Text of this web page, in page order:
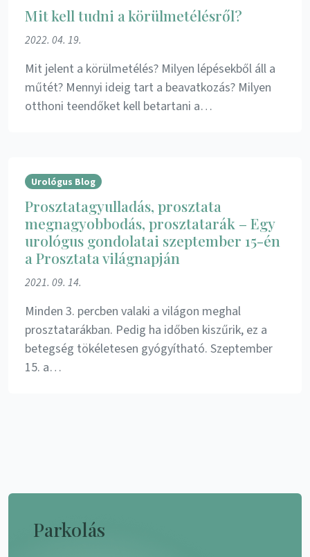
Mit kell tudni a körülmetélésről?
2022. 04. 19.
Mit jelent a körülmetélés? Milyen lépésekből áll a
műtét? Mennyi ideig tart a beavatkozás? Milyen
otthoni teendőket kell betartani a…
Urológus Blog
Prosztatagyulladás, prosztata
megnagyobbodás, prosztatarák – Egy
urológus gondolatai szeptember 15-én
a Prosztata világnapján
2021. 09. 14.
Minden 3. percben valaki a világon meghal
prosztatarákban. Pedig ha időben kiszűrik, ez a
betegség tökéletesen gyógyítható. Szeptember
15. a…
Parkolás